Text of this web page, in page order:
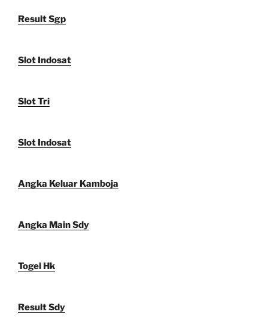
Result Sgp
Slot Indosat
Slot Tri
Slot Indosat
Angka Keluar Kamboja
Angka Main Sdy
Togel Hk
Result Sdy